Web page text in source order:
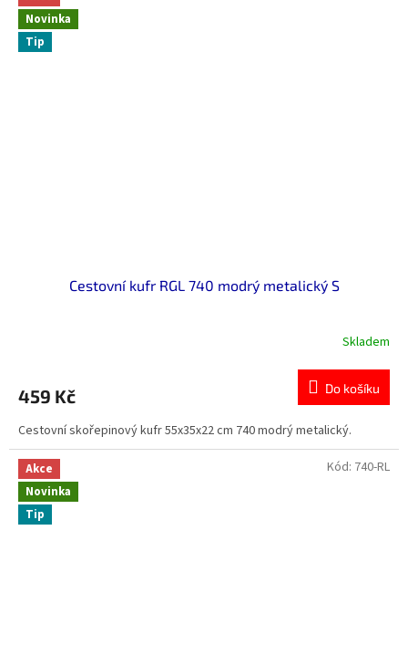
Novinka
Tip
Cestovní kufr RGL 740 modrý metalický S
Skladem
459 Kč Do košíku
Cestovní skořepinový kufr 55x35x22 cm 740 modrý metalický.
Akce
Novinka
Tip
Kód: 740-RL